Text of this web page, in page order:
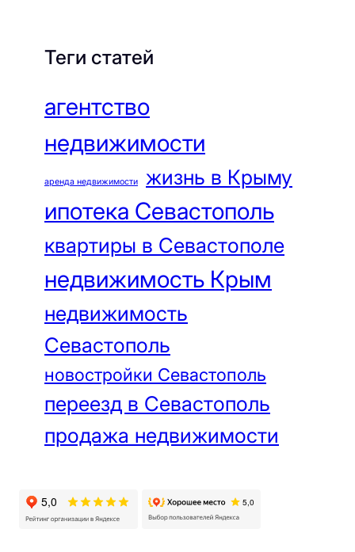
Теги статей
агентство
недвижимости
аренда недвижимости жизнь в Крыму
ипотека Севастополь
квартиры в Севастополе
недвижимость Крым
недвижимость
Севастополь
новостройки Севастополь
переезд в Севастополь
продажа недвижимости